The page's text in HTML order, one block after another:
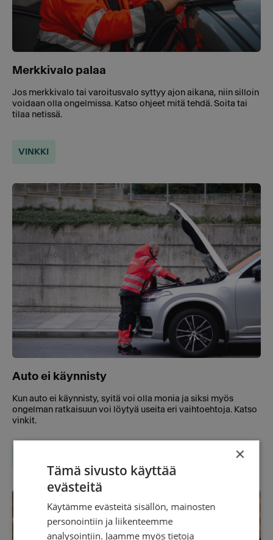
Merkkivalo palaa
Jos merkkivalo tai varoitusvalo syttyy ajon aikana, niin silloin
voidaan olla ongelmissa. Katso ohjeet mitä tehdä. Soita tai
tilaa netissä.
VINKKI
Auto ei käynnisty
Kun auto ei käynnisty, syitä voi olla monia ja siksi myös
ongelman ratkaisuun voi löytyä useita eri vaihtoehtoja. Katso
vinkit.
×
Tämä sivusto käyttää
evästeitä
Käytämme evästeitä sisällön, mainosten
personointiin ja liikenteemme
analysointiin. Jaamme myös tietoja